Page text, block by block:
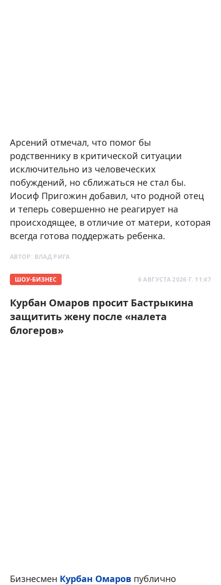
Арсений отмечал, что помог бы
родственнику в критической ситуации
исключительно из человеческих
побуждений, но сближаться не стал бы.
Иосиф Пригожин добавил, что родной отец
и теперь совершенно не реагирует на
происходящее, в отличие от матери, которая
всегда готова поддержать ребенка.
АВТОР: ВЛАД РИГА
ШОУ-БИЗНЕС 6 АВГУСТА 2026 Г. 11:47
Курбан Омаров просит Бастрыкина
защитить жену после «налета
блогеров»
Бизнесмен Курбан Омаров публично